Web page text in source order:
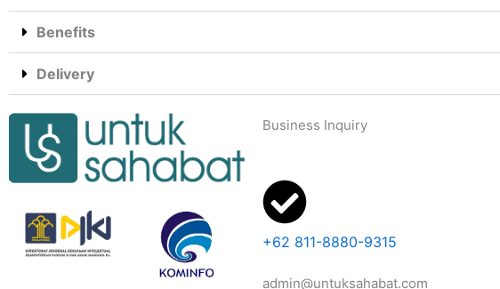
Benefits
Delivery
Business Inquiry
+62 811-8880-9315
admin@untuksahabat.com